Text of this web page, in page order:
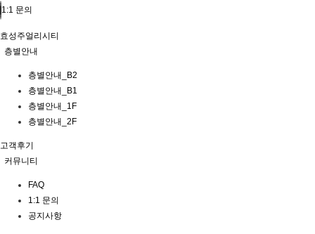
1:1 문의
효성주얼리시티
층별안내
층별안내_B2
층별안내_B1
층별안내_1F
층별안내_2F
고객후기
커뮤니티
FAQ
1:1 문의
공지사항